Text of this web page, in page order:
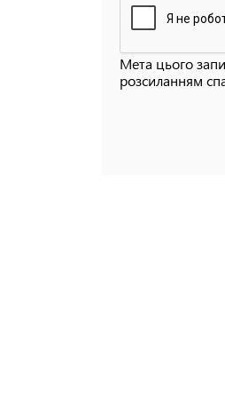
Мета цього
розсиланням